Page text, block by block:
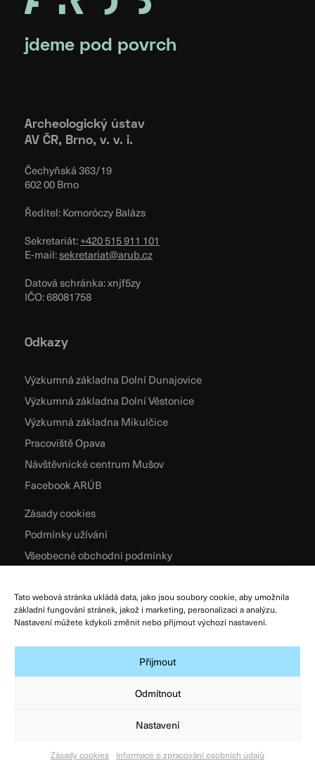
Tato webová stránka ukládá data, jako jsou soubory cookie, aby umožnila
základní fungování stránek, jakož i marketing, personalizaci a analýzu.
Nastavení můžete kdykoli změnit nebo přijmout výchozí nastavení.
Přijmout
Odmítnout
Nastavení
Zásady cookies Informace o zpracování osobních údajů
jdeme pod povrch
Archeologický ústav
AV ČR, Brno, v. v. i.
Čechyňská 363/19
602 00 Brno
Ředitel: Komoróczy Balázs
Sekretariát:+420 515 911 101
E-mail:sekretariat@arub.cz
Datová schránka: xnjf5zy
IČO: 68081758
Odkazy
Výzkumná základna Dolní Dunajovice
Výzkumná základna Dolní Věstonice
Výzkumná základna Mikulčice
Pracoviště Opava
Návštěvnické centrum Mušov
Facebook ARÚB
Zásady cookies
Podmínky užívání
Všeobecné obchodní podmínky
© Archeologický ústav AV ČR, Brno, v. v. i. 2026